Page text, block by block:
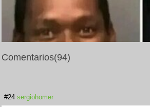
Comentarios(94)
#24 sergiohomer